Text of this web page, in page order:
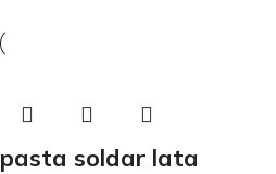
pasta soldar lata